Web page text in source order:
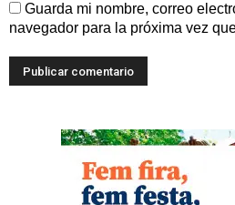
Guarda mi nombre, correo
navegador para la próxima vez